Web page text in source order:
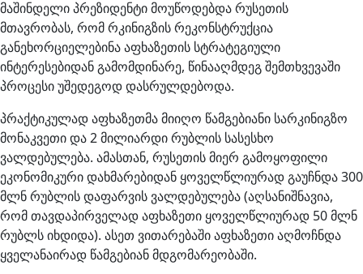
მაშინდელი პრეზიდენტი მოუწოდებდა რუსეთის
მთავრობას, რომ რკინიგზის რეკონსტრუქცია
განეხორციელებინა აფხაზეთის სტრატეგიული
ინტერესებიდან გამომდინარე, წინააღმდეგ შემთხვევაში
პროცესი უშედეგოდ დასრულდებოდა.
პრაქტიკულად აფხაზეთმა მიიღო წამგებიანი სარკინიგზო
მონაკვეთი და 2 მილიარდი რუბლის სასესხო
ვალდებულება. ამასთან, რუსეთის მიერ გამოყოფილი
ეკონომიკური დახმარებიდან ყოველწლიურად გაუჩნდა 300
მლნ რუბლის დაფარვის ვალდებულება (აღსანიშნავია,
რომ თავდაპირველად აფხაზეთი ყოველწლიურად 50 მლნ
რუბლს იხდიდა). ასეთ ვითარებაში აფხაზეთი აღმოჩნდა
ყველანაირად წამგებიან მდგომარეობაში.